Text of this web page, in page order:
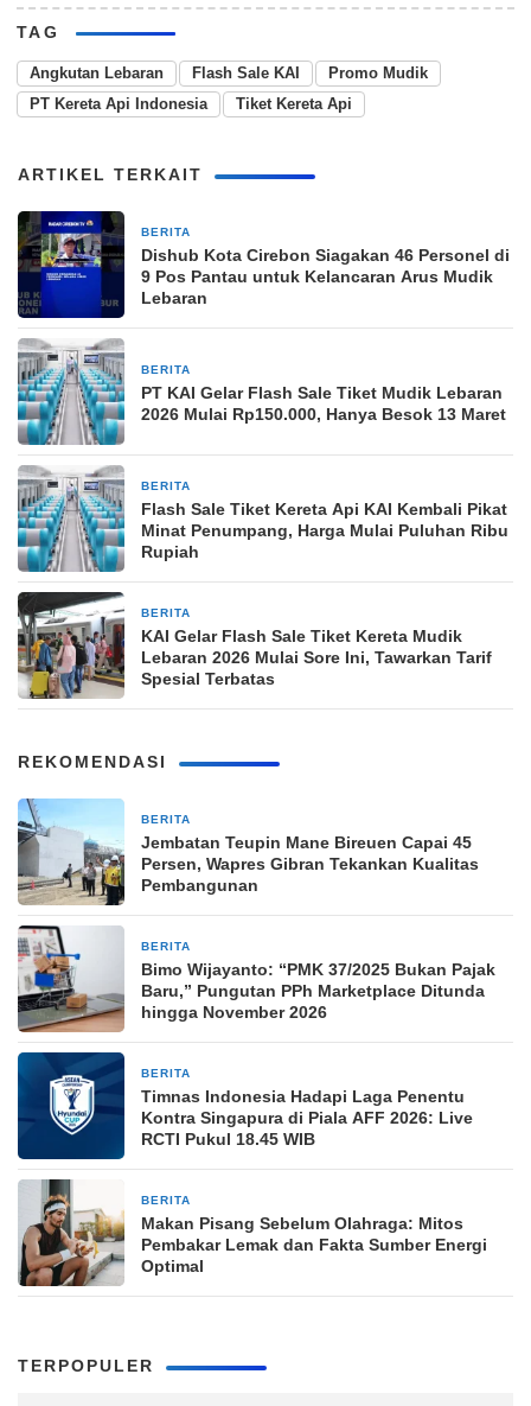
TAG
Angkutan Lebaran Flash Sale KAI
Promo Mudik
PT Kereta Api Indonesia
Tiket Kereta Api
ARTIKEL TERKAIT
BERITA
Dishub Kota Cirebon Siagakan 46 Personel di
9 Pos Pantau untuk Kelancaran Arus Mudik
Lebaran
BERITA
PT KAI Gelar Flash Sale Tiket Mudik Lebaran
2026 Mulai Rp150.000, Hanya Besok 13 Maret
BERITA
Flash Sale Tiket Kereta Api KAI Kembali Pikat
Minat Penumpang, Harga Mulai Puluhan Ribu
Rupiah
BERITA
KAI Gelar Flash Sale Tiket Kereta Mudik
Lebaran 2026 Mulai Sore Ini, Tawarkan Tarif
Spesial Terbatas
REKOMENDASI
BERITA
Jembatan Teupin Mane Bireuen Capai 45
Persen, Wapres Gibran Tekankan Kualitas
Pembangunan
BERITA
Bimo Wijayanto: “PMK 37/2025 Bukan Pajak
Baru,” Pungutan PPh Marketplace Ditunda
hingga November 2026
BERITA
Timnas Indonesia Hadapi Laga Penentu
Kontra Singapura di Piala AFF 2026: Live
RCTI Pukul 18.45 WIB
BERITA
Makan Pisang Sebelum Olahraga: Mitos
Pembakar Lemak dan Fakta Sumber Energi
Optimal
TERPOPULER